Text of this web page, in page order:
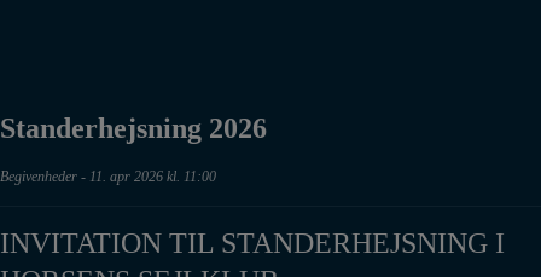
Standerhejsning 2026
Begivenheder - 11. apr 2026 kl. 11:00
INVITATION TIL STANDERHEJSNING I